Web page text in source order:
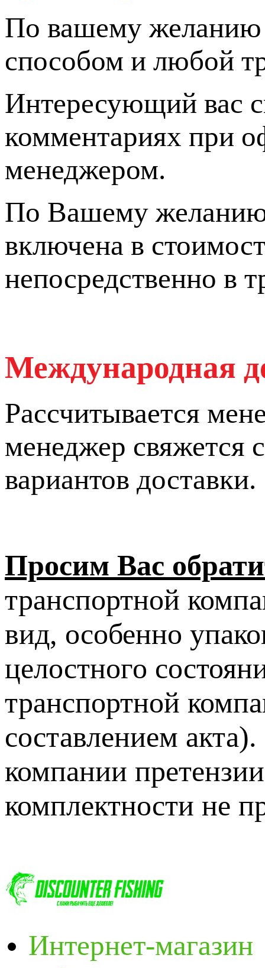
По вашему желанию
способом и любой
Интересующий вас
комментариях при
менеджером.
По Вашему желанию
включена в
непосредственно в
Международная
Рассчитывается
менеджер свяжется
вариантов доставки.
Просим Вас
транспортной
вид, особенно
целостного
транспортной
составлением
компании
комплектности не
Интернет-магазин